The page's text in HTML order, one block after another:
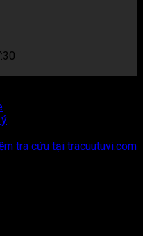
tra cứu tại tracuutuvi.com